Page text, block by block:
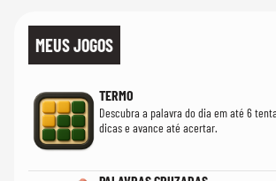
MEUS JOGOS
TERMO
Descubra a palavra do dia em até 6
dicas e avance até acertar.